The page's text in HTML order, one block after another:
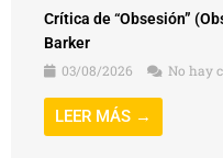
Crítica de “Obsesión”
Barker
03/08/2026
No hay
LEER MÁS →